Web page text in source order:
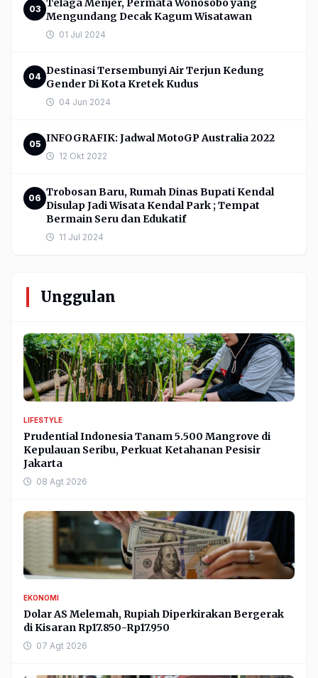
03 Telaga Menjer, Permata Wonosobo yang
Mengundang Decak Kagum Wisatawan
01 Jul 2024
04 Destinasi Tersembunyi Air Terjun Kedung
Gender Di Kota Kretek Kudus
04 Jun 2024
05 INFOGRAFIK: Jadwal MotoGP Australia 2022
12 Okt 2022
06 Trobosan Baru, Rumah Dinas Bupati Kendal
Disulap Jadi Wisata Kendal Park ; Tempat
Bermain Seru dan Edukatif
11 Jul 2024
Unggulan
LIFESTYLE
Prudential Indonesia Tanam 5.500 Mangrove di
Kepulauan Seribu, Perkuat Ketahanan Pesisir
Jakarta
08 Agt 2026
EKONOMI
Dolar AS Melemah, Rupiah Diperkirakan Bergerak
di Kisaran Rp17.850-Rp17.950
07 Agt 2026